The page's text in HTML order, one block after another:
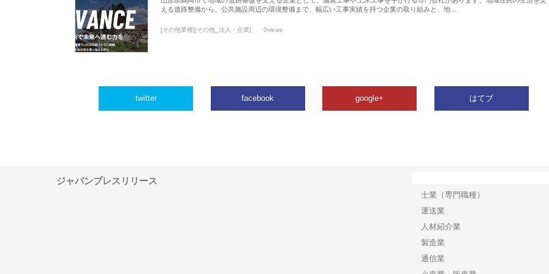
える道路整備から、公共施設周辺の環境整備まで、幅広い工事実績を持つ企業の取り組みと、地…
[その他業種][その他_法人・企業] 0views
twitter facebook google+ はてブ
ジャパンプレスリリース
士業（専門職種）
運送業
人材紹介業
製造業
通信業